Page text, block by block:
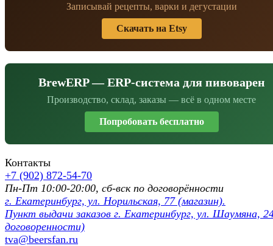
Записывай рецепты, варки и дегустации
Скачать на Etsy
BrewERP — ERP-система для пивоварен
Производство, склад, заказы — всё в одном месте
Попробовать бесплатно
Контакты
+7 (902) 872-54-70
Пн-Пт 10:00-20:00, сб-вск по договорённости
г. Екатеринбург, ул. Норильская, 77 (магазин).
Пункт выдачи заказов г. Екатеринбург, ул. Шаумяна,
договоренности)
tva@beersfan.ru